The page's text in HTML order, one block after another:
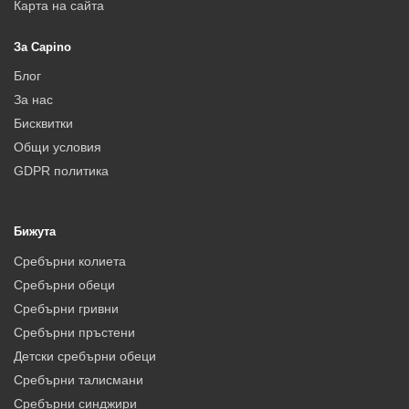
Карта на сайта
За Capino
Блог
За нас
Бисквитки
Общи условия
GDPR политика
Бижута
Сребърни колиета
Сребърни обеци
Сребърни гривни
Сребърни пръстени
Детски сребърни обеци
Сребърни талисмани
Сребърни синджири